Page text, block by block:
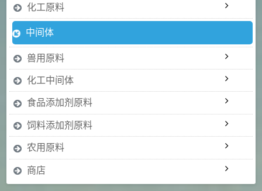
化工原料
中间体
兽用原料
化工中间体
食品添加剂原料
饲料添加剂原料
农用原料
商店